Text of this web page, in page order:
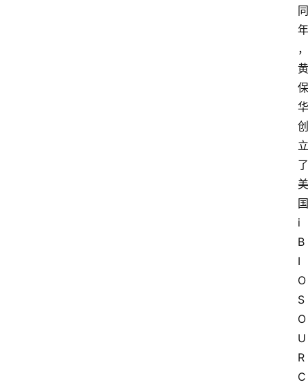
同
年
，
黄
保
华
创
立
了
美
国
i
B
I
O
S
O
U
R
C